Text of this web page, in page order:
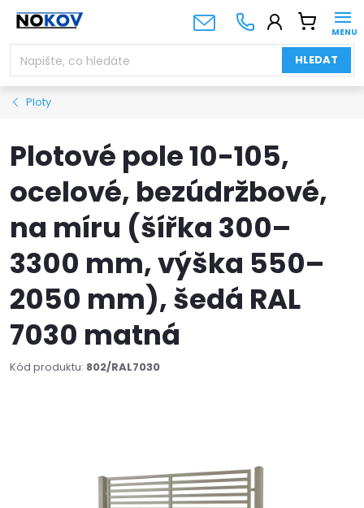
Přejít
obsah
HLEDAT
NÁKUPNÍ
KOŠÍK
Ploty
Plotové pole 10-105,
ocelové, bezúdržbové,
na míru (šířka 300–
3300 mm, výška 550–
2050 mm), šedá RAL
7030 matná
Kód produktu: 802/RAL7030